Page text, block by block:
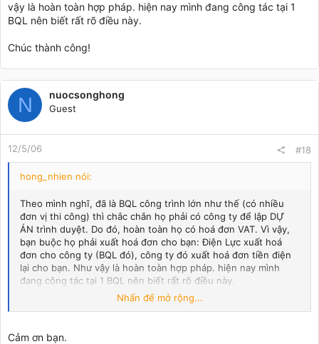
vậy là hoàn toàn hợp pháp. hiện nay mình đang công tác tại 1
BQL nên biết rất rõ điều này.
Chúc thành công!
N nuocsonghong
Guest
12/5/06 #18
hong_nhien nói:
Theo mình nghĩ, đã là BQL công trình lớn như thế (có nhiều
đơn vị thi công) thì chắc chắn họ phải có công ty để lập DỰ
ÁN trình duyệt. Do đó, hoàn toàn họ có hoá đơn VAT. Vì vậy,
bạn buộc họ phải xuất hoá đơn cho bạn: Điện Lực xuất hoá
đơn cho công ty (BQL đó), công ty đó xuất hoá đơn tiền điện
lại cho bạn. Như vậy là hoàn toàn hợp pháp. hiện nay mình
đang công tác tại 1 BQL nên biết rất rõ điều này.
Nhấn để mở rộng...
Cảm ơn bạn.